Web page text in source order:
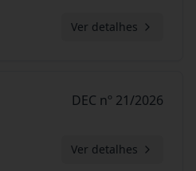
Ver detalhes
DEC nº 21/2026
Ver detalhes